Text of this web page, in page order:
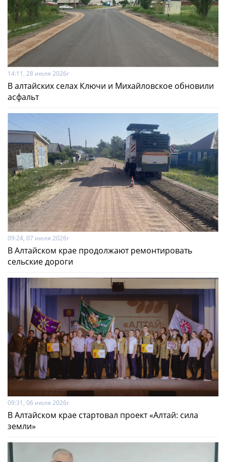
14:11, 28 июля 2026г
В алтайских селах Ключи и Михайловское обновили
асфальт
09:24, 07 июля 2026г
В Алтайском крае продолжают ремонтировать
сельские дороги
09:31, 06 июля 2026г
В Алтайском крае стартовал проект «Алтай: сила
земли»